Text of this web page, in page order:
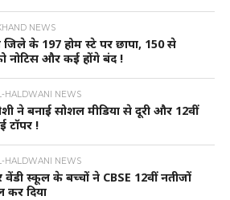
NEWS
जिले के 197 होम स्टे पर छापा, 150 से
नोटिस और कई होंगे बंद !
HALDWANI NEWS
ने बनाई सोशल मीडिया से दूरी और 12वीं
टॉपर !
HALDWANI NEWS
वेंडी स्कूल के बच्चों ने CBSE 12वीं नतीजों
कर दिया